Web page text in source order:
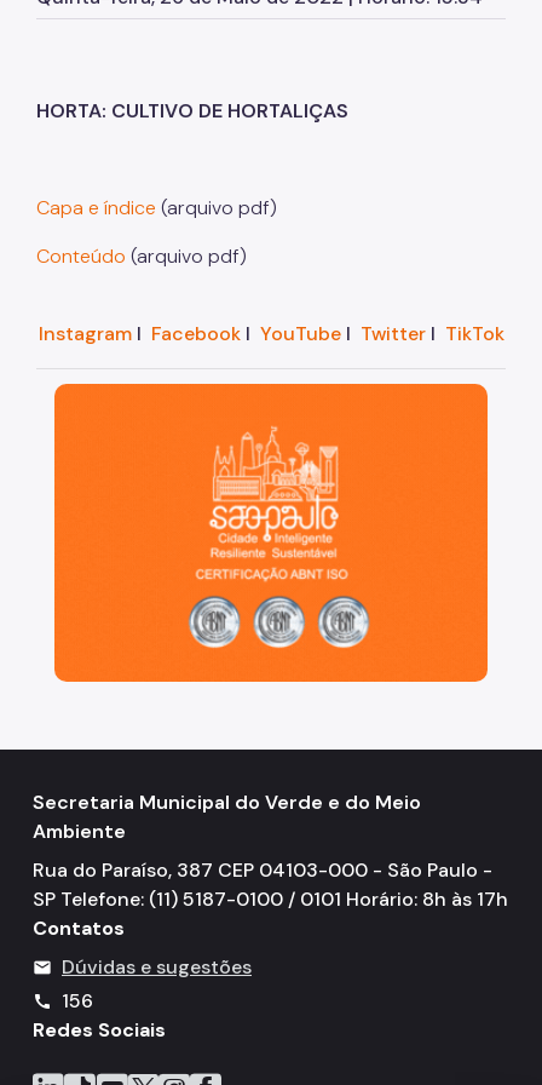
Herbário Municipal
Parques Concessionados
Programação
Planetários
Planejamento Ambiental
Patrimônio Ambiental
Projetos Urbanos
Informações Ambientais
Licenciamento Ambiental
Áreas Contaminadas
Estudos Ambientais
Produtos Perigosos
TCA - Termo de Compromisso Ambiental
HORTA: CULTIVO DE HORTALIÇAS
Capa e índice (arquivo pdf)
Conteúdo (arquivo pdf)
InstagramI FacebookI YouTubeI TwitterI TikTok
São Paulo, cidade inteligente, resiliente e sustentável
Secretaria Municipal do Verde e do Meio
Ambiente
Rua do Paraíso, 387 CEP 04103-000 - São Paulo -
SP Telefone: (11) 5187-0100 / 0101 Horário: 8h às 17h
Contatos
mail Dúvidas e sugestões
call
156
Redes Sociais